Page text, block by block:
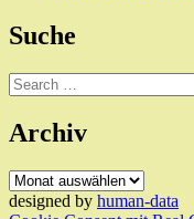
Suche
Search
Archiv
Archiv
designed by human-data